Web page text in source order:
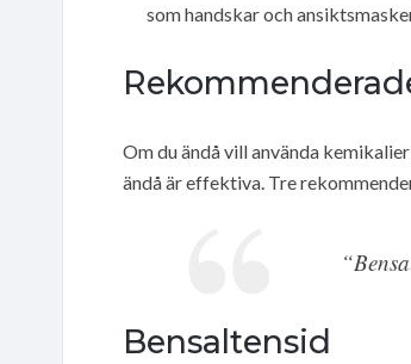
som handskar och
Om du ändå vill använda
ändå är effektiva. Tre
Bensaltensid